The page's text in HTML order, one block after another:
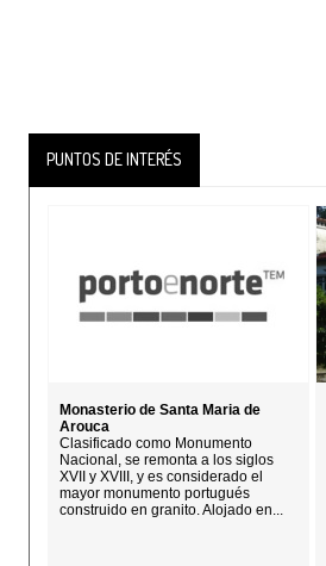
PUNTOS DE INTERÉS
Monasterio de Santa Maria de
Arouca
Clasificado como Monumento
Nacional, se remonta a los siglos
XVII y XVIII, y es considerado el
mayor monumento portugués
construido en granito. Alojado en...